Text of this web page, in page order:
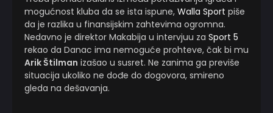
mogućnost kluba da se ista ispune, Walla Sport piše
da je razlika u finansijskim zahtevima ogromna.
Nedavno je direktor Makabija u intervjuu za Sport 5
rekao da Danac ima nemoguće prohteve, čak bi mu
Arik Štilman izašao u susret. Ne zanima ga previše
situacija ukoliko ne dođe do dogovora, smireno
gleda na dešavanja.